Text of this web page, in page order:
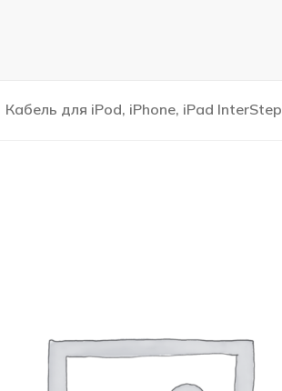
Кабель для iPod, iPhone, iPad InterStep